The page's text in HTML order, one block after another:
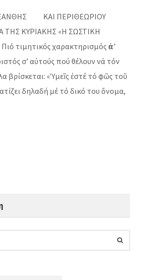
ΞΑΝΘΗΣ ΚΑΙ ΠΕΡΙΘΕΩΡΙΟΥ
«Η ΣΩΣΤΙΚΗ
χαρακτηρισμός ἀπ’
σ’ αὐτούς πού θέλουν νά τόν
βρίσκεται: «Ὑμεῖς ἐστέ τό φῶς τοῦ
δηλαδή μέ τό δικό του ὄνομα,